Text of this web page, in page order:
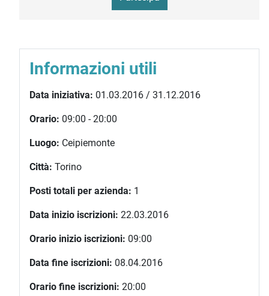
Informazioni utili
Data iniziativa: 01.03.2016 / 31.12.2016
Orario: 09:00 - 20:00
Luogo: Ceipiemonte
Città: Torino
Posti totali per azienda: 1
Data inizio iscrizioni: 22.03.2016
Orario inizio iscrizioni: 09:00
Data fine iscrizioni: 08.04.2016
Orario fine iscrizioni: 20:00